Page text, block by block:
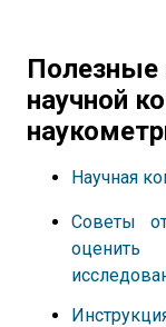
Полезные
научной
Научная
Советы